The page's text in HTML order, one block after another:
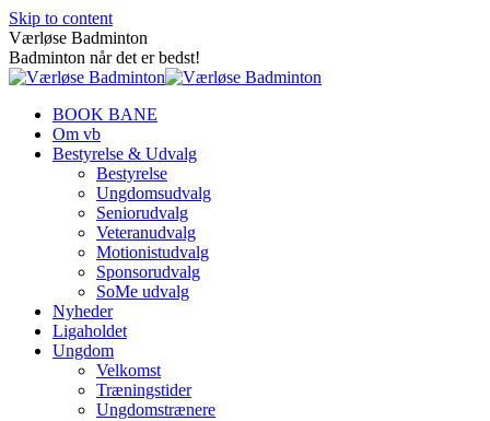
Skip to content
Værløse Badminton
Badminton når det er bedst!
BOOK BANE
Om vb
Bestyrelse & Udvalg
Bestyrelse
Ungdomsudvalg
Seniorudvalg
Veteranudvalg
Motionistudvalg
Sponsorudvalg
SoMe udvalg
Nyheder
Ligaholdet
Ungdom
Velkomst
Træningstider
Ungdomstrænere